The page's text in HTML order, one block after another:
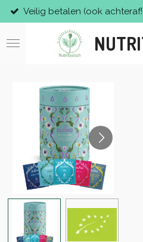
Ga
direct
naar
Veilig betalen (ook